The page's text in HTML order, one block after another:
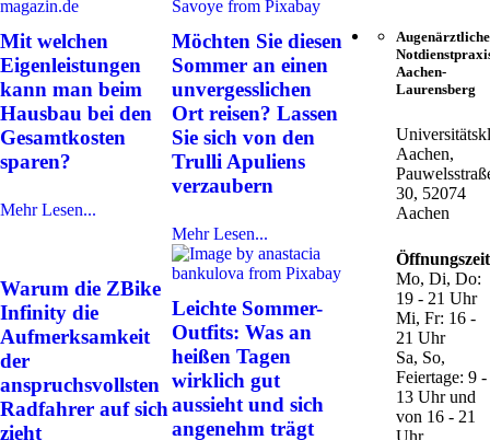
Mit welchen
Eigenleistungen
kann man beim
Hausbau bei den
Gesamtkosten
sparen?
Mehr Lesen...
Möchten Sie diesen
Sommer an einen
unvergesslichen
Ort reisen? Lassen
Sie sich von den
Trulli Apuliens
verzaubern
Mehr Lesen...
Warum die ZBike
Infinity die
Aufmerksamkeit
der
anspruchsvollsten
Radfahrer auf sich
zieht
Leichte Sommer-
Outfits: Was an
heißen Tagen
wirklich gut
aussieht und sich
angenehm trägt
Augenärztliche
Aachen-
Laurensberg
Aachen,
30, 52074
Aachen
Mo, Di, Do:
19 - 21 Uhr
Mi, Fr: 16 -
21 Uhr
Sa, So,
Feiertage: 9 -
13 Uhr und
von 16 - 21
Uhr